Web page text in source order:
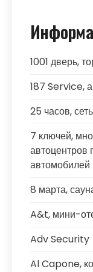
1001 дверь,
187 Service,
25 часов,
7 ключей,
автоцентров
автомобилей
8 марта,
A&t, мини-
Adv Security
Al Capone,